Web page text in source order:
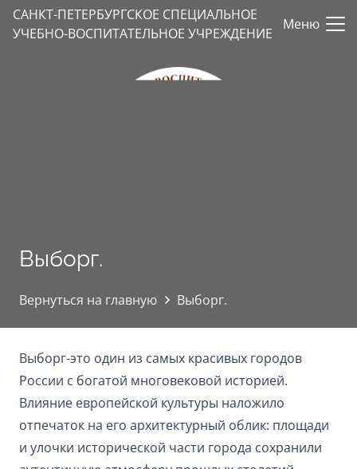
САНКТ-ПЕТЕРБУРГСКОЕ СПЕЦИАЛЬНОЕ
УЧЕБНО-ВОСПИТАТЕЛЬНОЕ УЧРЕЖДЕНИЕ
Меню
Выборг.
Вернуться на главную Выборг.
Выборг-это один из самых красивых городов
России с богатой многовековой историей.
Влияние европейской культуры наложило
отпечаток на его архитектурный облик: площади
и улочки исторической части города сохранили